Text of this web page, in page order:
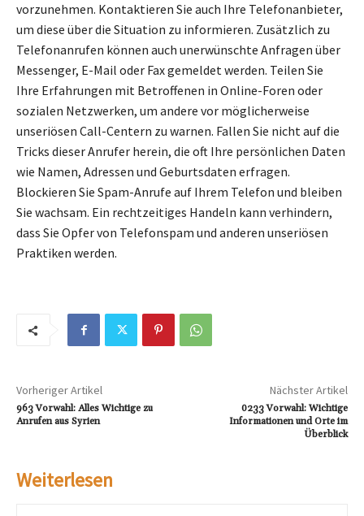
vorzunehmen. Kontaktieren Sie auch Ihre Telefonanbieter,
um diese über die Situation zu informieren. Zusätzlich zu
Telefonanrufen können auch unerwünschte Anfragen über
Messenger, E-Mail oder Fax gemeldet werden. Teilen Sie
Ihre Erfahrungen mit Betroffenen in Online-Foren oder
sozialen Netzwerken, um andere vor möglicherweise
unseriösen Call-Centern zu warnen. Fallen Sie nicht auf die
Tricks dieser Anrufer herein, die oft Ihre persönlichen Daten
wie Namen, Adressen und Geburtsdaten erfragen.
Blockieren Sie Spam-Anrufe auf Ihrem Telefon und bleiben
Sie wachsam. Ein rechtzeitiges Handeln kann verhindern,
dass Sie Opfer von Telefonspam und anderen unseriösen
Praktiken werden.
Vorheriger Artikel
963 Vorwahl: Alles Wichtige zu
Anrufen aus Syrien
Nächster Artikel
0233 Vorwahl: Wichtige
Informationen und Orte im
Überblick
Weiterlesen